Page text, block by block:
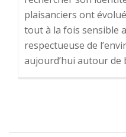
plaisanciers ont
tout à la fois sensible
respectueuse de
aujourd’hui autour de